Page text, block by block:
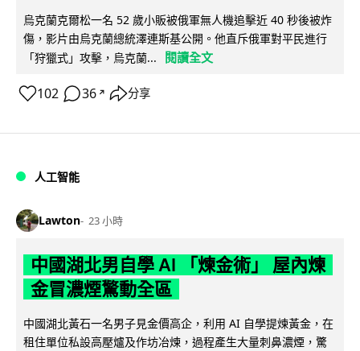
烏克蘭克爾松一名 52 歲小販被俄軍無人機追擊近 40 秒後被炸
傷，影片由烏克蘭總統澤連斯基公開。他直斥俄軍對平民進行
「狩獵式」攻擊，烏克蘭...
閱讀全文
102 36 ↗ 分享
人工智能
Lawton 23 小時
中國湖北男自學 AI 「煉金術」 屋內煉
金冒濃煙驚動全區
中國湖北黃石一名男子見金價高企，利用 AI 自學提煉黃金，在
租住單位私設高壓爐及作坊冶煉，過程產生大量刺鼻濃煙，驚